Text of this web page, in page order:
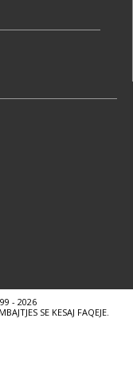
- 2026
SE KESAJ FAQEJE.